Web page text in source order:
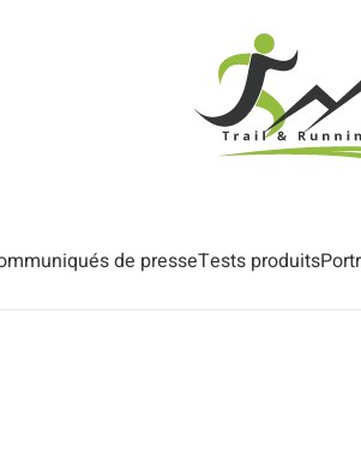
de presseTests produits